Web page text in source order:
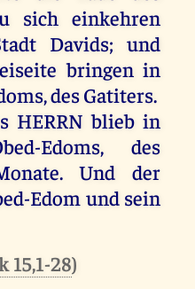
sich einkehren
Davids;und
bringen in
desGatiters.
HERRN blieb in
Edoms,des
.Und
der
Edom und sein
15,1-28)